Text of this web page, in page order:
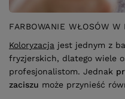
FARBOWANIE WŁOSÓW W
Koloryzacja jest jednym z
fryzjerskich, dlatego wiele
profesjonalistom. Jednak
zaciszu może przynieść